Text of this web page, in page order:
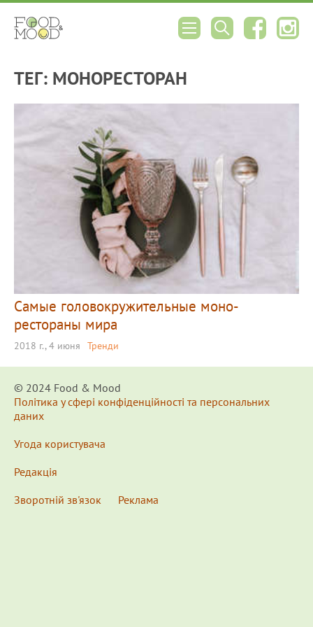
ТЕГ: МОНОРЕСТОРАН
Самые головокружительные моно-
рестораны мира
2018 г., 4 июня Тренди
© 2024 Food & Мood
Політика у сфері конфіденційності та персональних
даних
Угода користувача
Редакція
Зворотній зв'язок
Реклама